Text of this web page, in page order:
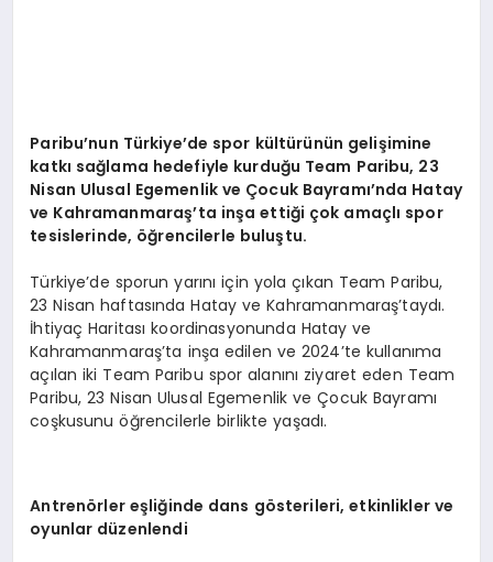
Paribu’nun Türkiye’de spor kültürünün gelişimine
katkı sağlama hedefiyle kurduğu Team Paribu, 23
Nisan Ulusal Egemenlik ve Çocuk Bayramı’nda Hatay
ve Kahramanmaraş’ta inşa ettiği çok amaçlı spor
tesislerinde, öğrencilerle buluştu.
Türkiye’de sporun yarını için yola çıkan Team Paribu,
23 Nisan haftasında Hatay ve Kahramanmaraş’taydı.
İhtiyaç Haritası koordinasyonunda Hatay ve
Kahramanmaraş’ta inşa edilen ve 2024’te kullanıma
açılan iki Team Paribu spor alanını ziyaret eden Team
Paribu, 23 Nisan Ulusal Egemenlik ve Çocuk Bayramı
coşkusunu öğrencilerle birlikte yaşadı.
Antrenörler eşliğinde dans gösterileri, etkinlikler ve
oyunlar düzenlendi